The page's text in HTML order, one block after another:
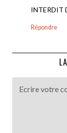
INTERDIT
Répondre